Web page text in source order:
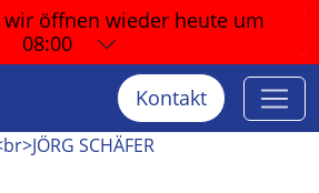
wir öffnen wieder heute um
08:00
Kontakt